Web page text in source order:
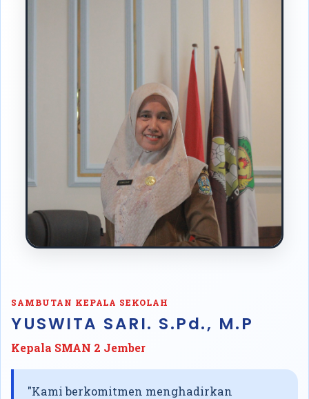
SAMBUTAN KEPALA SEKOLAH
YUSWITA SARI. S.Pd., M.P
Kepala SMAN 2 Jember
"Kami berkomitmen menghadirkan